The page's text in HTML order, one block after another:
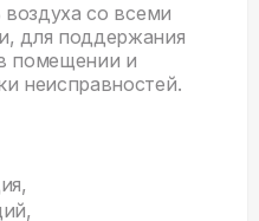
со всеми
для поддержания
помещении и
неисправностей.